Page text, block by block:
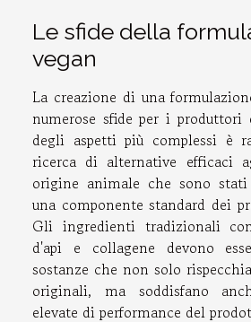
Le sfide della
vegan
La creazione di una
numerose sfide per i
degli aspetti più complessi è
ricerca di alternative efficaci
origine animale che sono
una componente standard dei
Gli ingredienti tradizionali
d'api e collagene devono
sostanze che non solo
originali, ma soddisfano
elevate di performance del